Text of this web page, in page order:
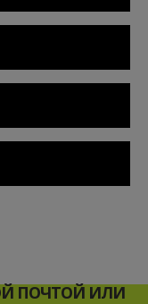
ПОЧТОЙ ИЛИ